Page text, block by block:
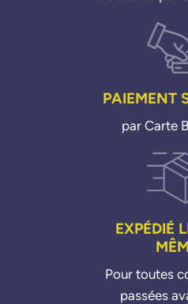
PAIEMENT
par Carte
EXPÉDIÉ
Pour toutes
passées